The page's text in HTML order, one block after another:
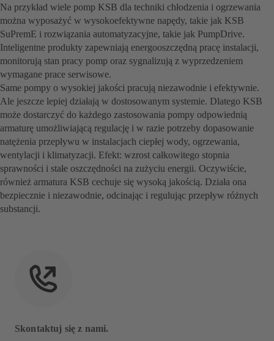
Na przykład wiele pomp KSB dla techniki chłodzenia i ogrzewania
można wyposażyć w wysokoefektywne napędy, takie jak KSB
SuPremE i rozwiązania automatyzacyjne, takie jak PumpDrive.
Inteligentne produkty zapewniają energooszczędną pracę instalacji,
monitorują stan pracy pomp oraz sygnalizują z wyprzedzeniem
wymagane prace serwisowe.
Same pompy o wysokiej jakości pracują niezawodnie i efektywnie.
Ale jeszcze lepiej działają w dostosowanym systemie. Dlatego KSB
może dostarczyć do każdego zastosowania pompy odpowiednią
armaturę umożliwiającą regulację i w razie potrzeby dopasowanie
natężenia przepływu w instalacjach ciepłej wody, ogrzewania,
wentylacji i klimatyzacji. Efekt: wzrost całkowitego stopnia
sprawności i stałe oszczędności na zużyciu energii. Oczywiście,
również armatura KSB cechuje się wysoką jakością. Działa ona
bezpiecznie i niezawodnie, odcinając i regulując przepływ różnych
substancji.
Skontaktuj się z nami.